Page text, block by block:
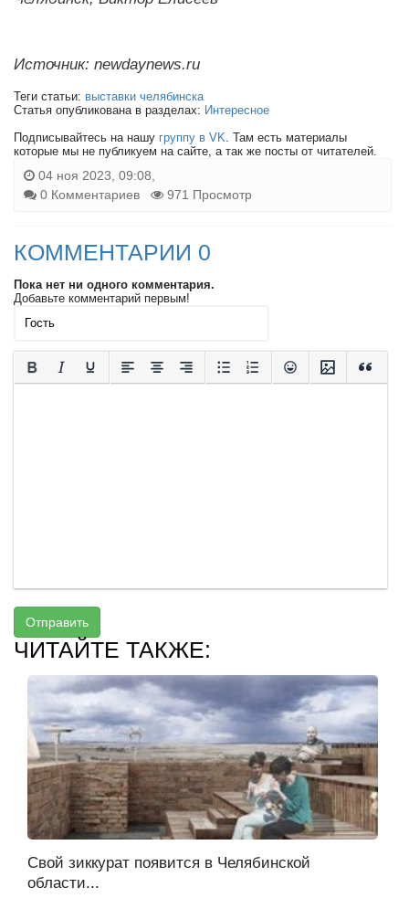
Источник: newdaynews.ru
Теги статьи: выставки челябинска
Статья опубликована в разделах: Интересное
Подписывайтесь на нашу группу в VK . Там есть материалы
которые мы не публикуем на сайте, а так же посты от читателей.
04 ноя 2023, 09:08,
0 Комментариев
971 Просмотр
КОММЕНТАРИИ 0
Пока нет ни одного комментария.
Добавьте комментарий первым!
Отправить
ЧИТАЙТЕ ТАКЖЕ:
Свой зиккурат появится в Челябинской
области...